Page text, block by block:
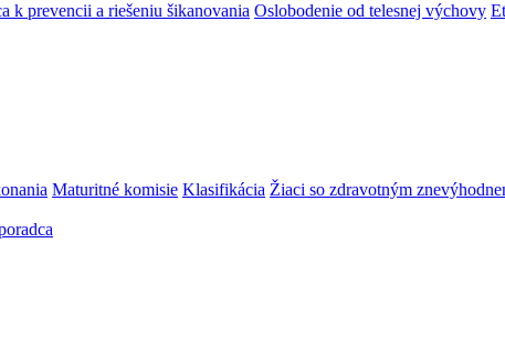
k prevencii a riešeniu šikanovania Oslobodenie od telesnej výchovy
Maturitné komisie Klasifikácia Žiaci so zdravotným